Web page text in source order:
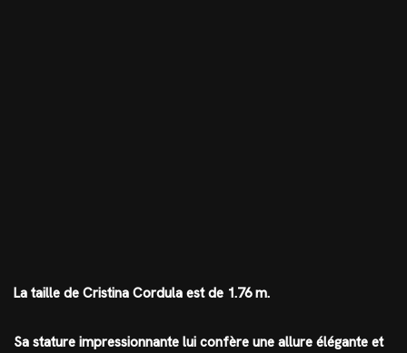
La taille de Cristina Cordula est de 1.76 m.
Sa stature impressionnante lui confère une allure élégante et